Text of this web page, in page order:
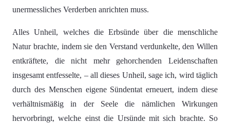
unermessliches Verderben anrichten muss.
Alles Unheil, welches die Erbsünde über die menschliche
Natur brachte, indem sie den Verstand verdunkelte, den Willen
entkräftete, die nicht mehr gehorchenden Leidenschaften
insgesamt entfesselte, – all dieses Unheil, sage ich, wird täglich
durch des Menschen eigene Sündentat erneuert, indem diese
verhältnismäßig in der Seele die nämlichen Wirkungen
hervorbringt, welche einst die Ursünde mit sich brachte. So